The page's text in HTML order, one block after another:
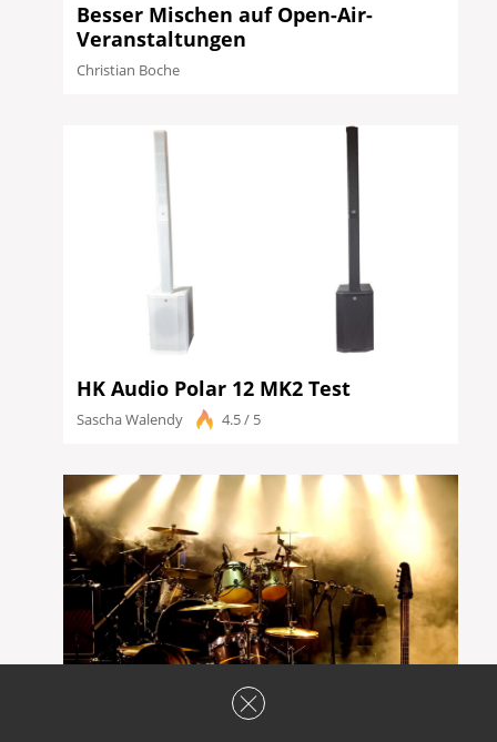
Besser Mischen auf Open-Air-
Veranstaltungen
Christian Boche
HK Audio Polar 12 MK2 Test
Sascha Walendy 4.5 / 5